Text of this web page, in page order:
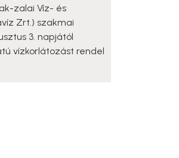
zalai Víz- és
Zrt.) szakmai
3. napjától
vízkorlátozást rendel